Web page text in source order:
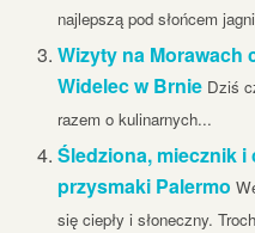
najlepszą pod słońcem
Wizyty na Morawach
Widelec w Brnie Dziś
razem o kulinarnych...
Śledziona, miecznik
przysmaki Palermo
się ciepły i słoneczny.